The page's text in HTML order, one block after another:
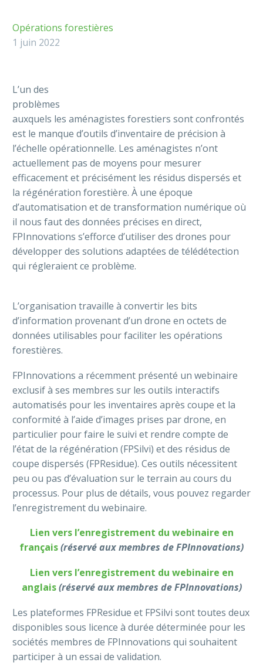
Opérations forestières
1 juin 2022
L’un des
problèmes
auxquels les aménagistes forestiers sont confrontés
est le manque d’outils d’inventaire de précision à
l’échelle opérationnelle. Les aménagistes n’ont
actuellement pas de moyens pour mesurer
efficacement et précisément les résidus dispersés et
la régénération forestière. À une époque
d’automatisation et de transformation numérique où
il nous faut des données précises en direct,
FPInnovations s’efforce d’utiliser des drones pour
développer des solutions adaptées de télédétection
qui régleraient ce problème.
L’organisation travaille à convertir les bits
d’information provenant d’un drone en octets de
données utilisables pour faciliter les opérations
forestières.
FPInnovations a récemment présenté un webinaire
exclusif à ses membres sur les outils interactifs
automatisés pour les inventaires après coupe et la
conformité à l’aide d’images prises par drone, en
particulier pour faire le suivi et rendre compte de
l’état de la régénération (FPSilvi) et des résidus de
coupe dispersés (FPResidue). Ces outils nécessitent
peu ou pas d’évaluation sur le terrain au cours du
processus. Pour plus de détails, vous pouvez regarder
l’enregistrement du webinaire.
Lien vers l’enregistrement du webinaire en
français(réservé aux membres de FPInnovations)
Lien vers l’enregistrement du webinaire en
anglais(réservé aux membres de FPInnovations)
Les plateformes FPResidue et FPSilvi sont toutes deux
disponibles sous licence à durée déterminée pour les
sociétés membres de FPInnovations qui souhaitent
participer à un essai de validation.